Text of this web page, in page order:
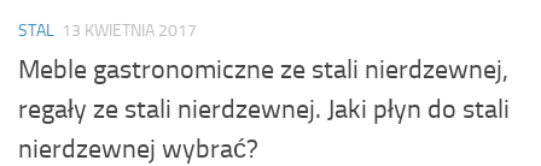
STAL 13 KWIETNIA 2017
Meble gastronomiczne ze stali nierdzewnej,
regały ze stali nierdzewnej. Jaki płyn do stali
nierdzewnej wybrać?